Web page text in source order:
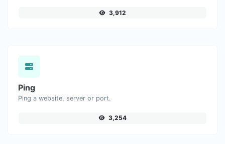
3,912
Ping
Ping a website, server or port.
3,254